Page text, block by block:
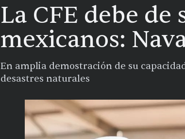
La CFE debe
mexicanos:
En amplia demostración de su
desastres naturales